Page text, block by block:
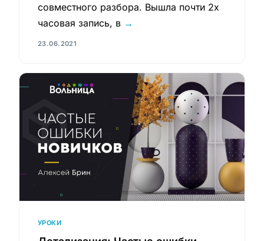
совместного разбора. Вышла почти 2х
часовая запись, в →
23.06.2021
УРОКИ